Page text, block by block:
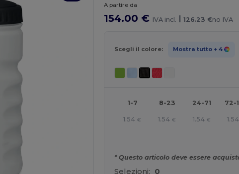
A partire da
154.00 € IVA incl. | 126.23 €no IVA
Scegli il colore: Mostra tutto + 4
1-7 8-23 24-71 72-
1.54 € 1.54 € 1.54 € 1.54
* Questo articolo deve essere
Selezioni: 0